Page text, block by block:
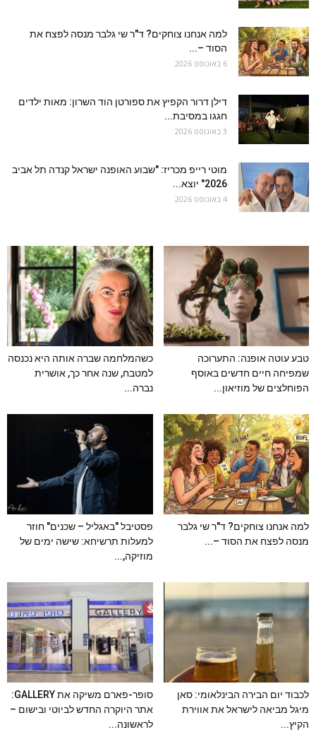
למה אנחנו צוחקים? ד"ר שי גלבר מנסה לפצח את
הסוד –...
6 באוגוסט 2026
דילן דרור הקפיץ את ספורטן הוד השרון: מאות ילדים
חגגו במסיבת...
3 באוגוסט 2026
מוטי רייפ מכריז: "שבוע האופנה ישראל קנדה תל אביב
2026" יוצא...
4 באוגוסט 2026
טבע עוטה אופנה: התערוכה
שמפיחה חיים חדשים באוסף
הפוחלצים של מוזיאון...
כשהמלחמה שברה אותה היא נכנסה
למטבח, שנה אחר כך, אושרית
נברה...
למה אנחנו צוחקים? ד"ר שי גלבר
מנסה לפצח את הסוד –...
פסטיבל "באגליל – שכנים" חוזר
למעלות תרשיחא: שישה ימים של
מוזיקה,...
לכבוד יום הבירה הבינלאומי: סאן
מיגל מביאה לישראל את אווירת
הקיץ...
סופר-פארם משיקה את GALLERY:
אתר היוקרה החדש לביוטי ובישום –
לראשונה...